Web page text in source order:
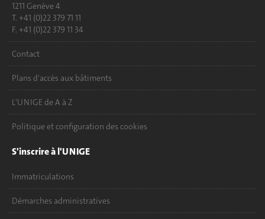
1211 Genève 4
T. +41 (0)22 379 71 11
F. +41 (0)22 379 11 34
Contact
Plans d'accès aux bâtiments
L'UNIGE de A à Z
Politique et configuration des cookies
S'inscrire à l'UNIGE
Immatriculations
Démarches administratives